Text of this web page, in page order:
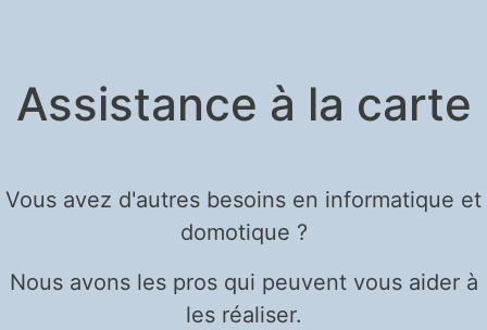
Assistance à la carte
Vous avez d'autres besoins en informatique et
domotique ?
Nous avons les pros qui peuvent vous aider à
les réaliser.